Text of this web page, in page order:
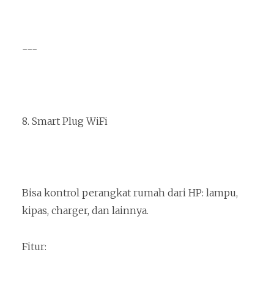
---
8. Smart Plug WiFi
Bisa kontrol perangkat rumah dari HP: lampu,
kipas, charger, dan lainnya.
Fitur: